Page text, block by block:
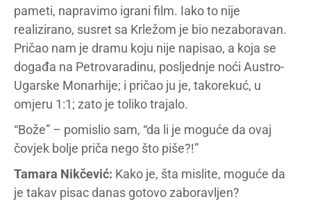
pameti, napravimo igrani film. Iako to nije
realizirano, susret sa Krležom je bio nezaboravan.
Pričao nam je dramu koju nije napisao, a koja se
događa na Petrovaradinu, posljednje noći Austro-
Ugarske Monarhije; i pričao ju je, takorekuć, u
omjeru 1:1; zato je toliko trajalo.
“Bože” – pomislio sam, “da li je moguće da ovaj
čovjek bolje priča nego što piše?!”
Tamara Nikčević: Kako je, šta mislite, moguće da
je takav pisac danas gotovo zaboravljen?